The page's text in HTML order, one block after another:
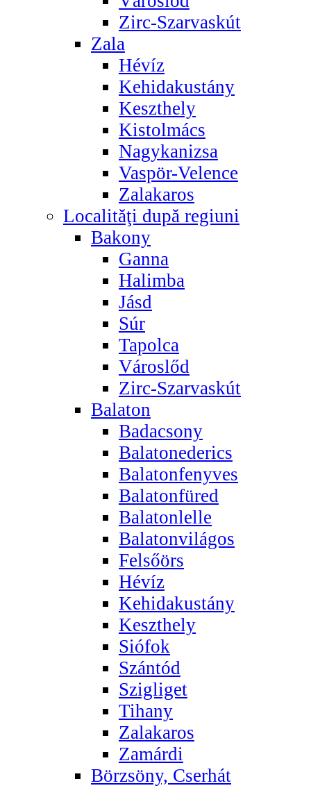
Zirc-Szarvaskút
Zala
Hévíz
Kehidakustány
Keszthely
Kistolmács
Nagykanizsa
Vaspör-Velence
Zalakaros
Localităţi după regiuni
Bakony
Ganna
Halimba
Jásd
Súr
Tapolca
Városlőd
Zirc-Szarvaskút
Balaton
Badacsony
Balatonederics
Balatonfenyves
Balatonfüred
Balatonlelle
Balatonvilágos
Felsőörs
Hévíz
Kehidakustány
Keszthely
Siófok
Szántód
Szigliget
Tihany
Zalakaros
Zamárdi
Börzsöny, Cserhát